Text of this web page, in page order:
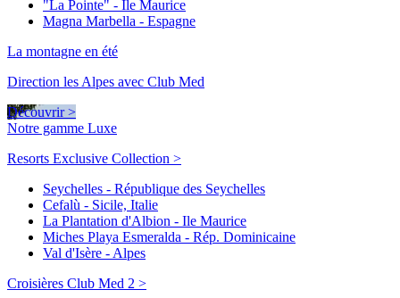
"La Pointe" - Ile Maurice
Magna Marbella - Espagne
La montagne en été
Direction les Alpes avec Club Med
Découvrir >
Notre gamme Luxe
Resorts Exclusive Collection >
Seychelles - République des Seychelles
Cefalù - Sicile, Italie
La Plantation d'Albion - Ile Maurice
Miches Playa Esmeralda - Rép. Dominicaine
Val d'Isère - Alpes
Croisières Club Med 2 >